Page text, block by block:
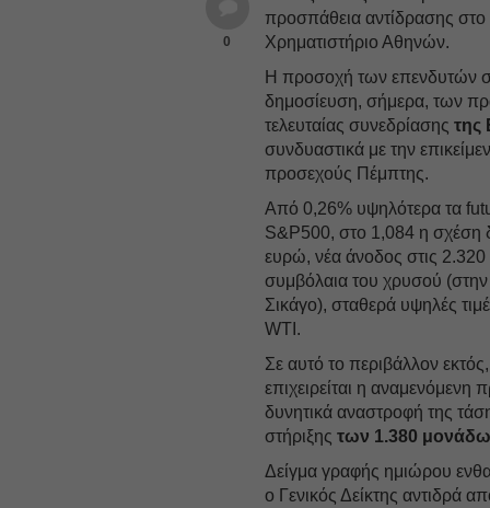
0
προσπάθεια αντίδρασης στο
Χρηματιστήριο Αθηνών.
H προσοχή των επενδυτών
δημοσίευση, σήμερα, των
τελευταίας συνεδρίασηςτης
συνδυαστικά με την
προσεχούς Πέμπτης.
Από 0,26% υψηλότερα τα
S&P500, στο 1,084 η σχέση
ευρώ, νέα άνοδος στις 2.320
συμβόλαια του χρυσού
Σικάγο), σταθερά υψηλές
WTI.
Σε αυτό το περιβάλλον
επιχειρείται η
δυνητικά αναστροφή της
στήριξηςτων 1.380
Δείγμα γραφής ημιώρου
ο Γενικός Δείκτης αντιδρά